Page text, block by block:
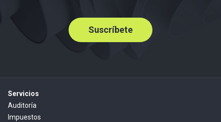
Suscríbete
Servicios
Auditoría
Impuestos